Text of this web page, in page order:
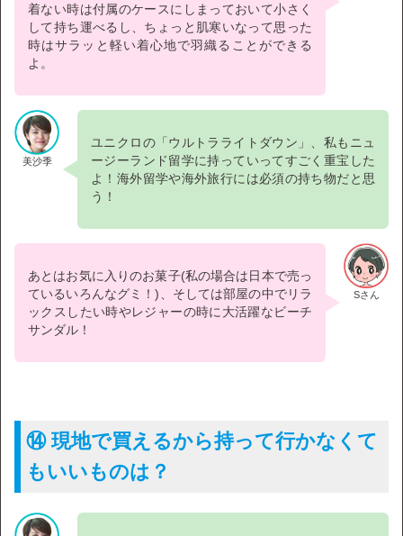
着ない時は付属のケースにしまっておいて小さく
して持ち運べるし、ちょっと肌寒いなって思った
時はサラッと軽い着心地で羽織ることができる
よ。
美沙季
ユニクロの「ウルトラライトダウン」、私もニュ
ージーランド留学に持っていってすごく重宝した
よ！海外留学や海外旅行には必須の持ち物だと思
う！
Sさん
あとはお気に入りのお菓子(私の場合は日本で売っ
ているいろんなグミ！)、そしては部屋の中でリラ
ックスしたい時やレジャーの時に大活躍なビーチ
サンダル！
⑭ 現地で買えるから持って行かなくて
もいいものは？